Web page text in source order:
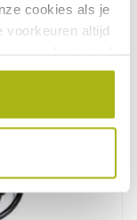
cookies als je
voorkeuren altijd